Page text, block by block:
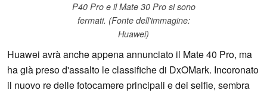
P40 Pro e il Mate 30 Pro si sono
fermati. (Fonte dell'immagine:
Huawei)
Huawei avrà anche appena annunciato il Mate 40 Pro, ma
ha già preso d'assalto le classifiche di DxOMark. Incoronato
il nuovo re delle fotocamere principali e dei selfie, sembra